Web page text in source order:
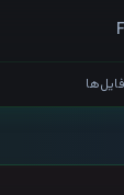
فایل‌ها